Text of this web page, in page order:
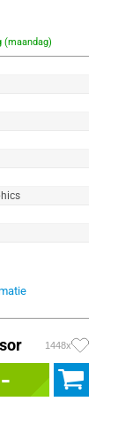
(maandag)
1448x